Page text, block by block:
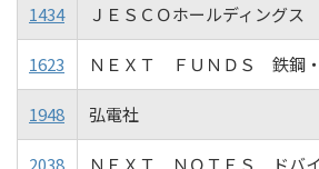
1434 ＪＥＳＣＯホールディングス
1623 ＮＥＸＴ ＦＵＮＤＳ 鉄鋼
1948 弘電社